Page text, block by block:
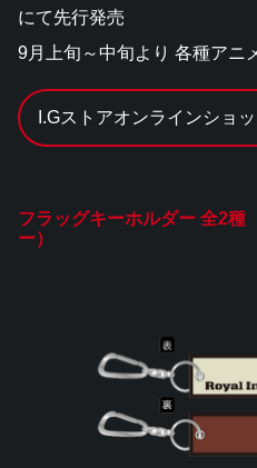
にて先行発売
9月上旬～中旬より 各種アニ
I.Gストアオンラインショ
フラッグキーホルダー 全2種
ー）